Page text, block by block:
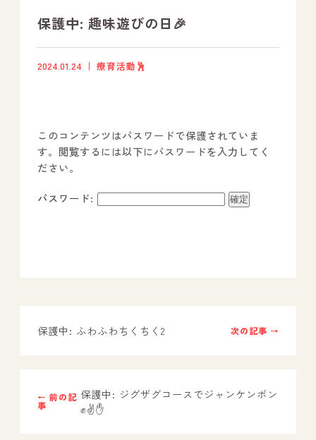
社内行事
事業所のご案内
－ オールピース宗像事業所
－ オールピース福津事業所
スタッフブログ
－ 福津事業所のブログ
－ 春日事業所のブログ
保護中: 趣味遊びの日🎉
2024.01.24 療育活動🕺
このコンテンツはパスワードで保護されていま
す。閲覧するには以下にパスワードを入力してく
ださい。
パスワード:
次の記事 →
保護中: ふわふわちくちく2
← 前の記
事
保護中: ジグザグコースでジャンケンポン
✊✌️✋